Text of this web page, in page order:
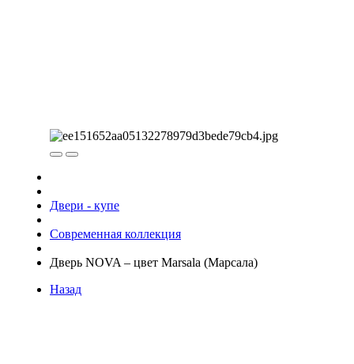
Двери - купе
Современная коллекция
Дверь NOVA – цвет Marsala (Марсала)
Назад